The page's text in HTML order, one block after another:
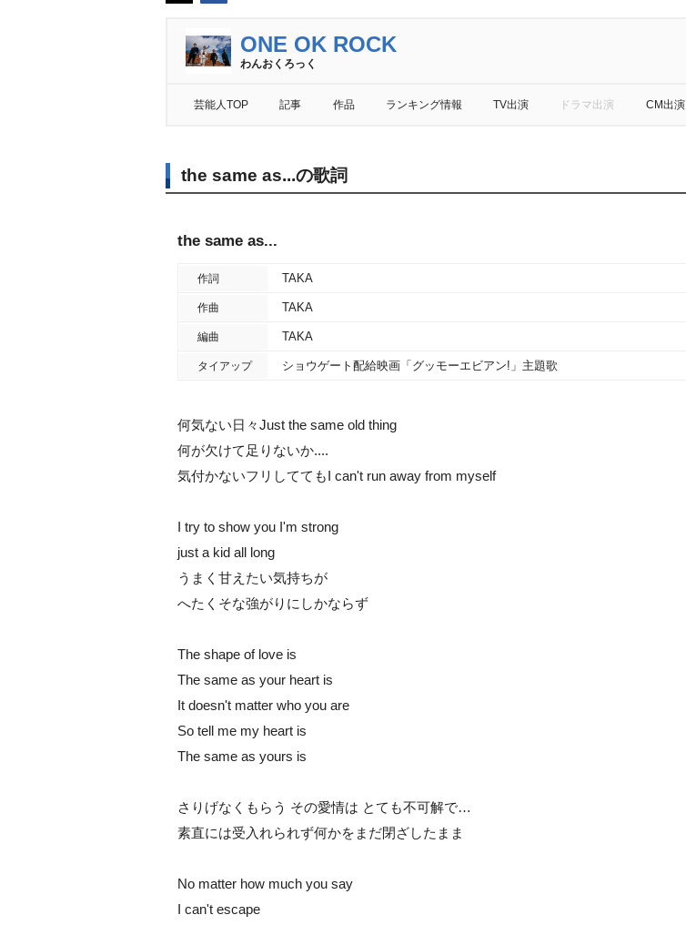
ONE OK ROCK
わんおくろっく
芸能人TOP 記事 作品 ランキング情報 TV出演 ドラマ出演 CM出演
the same as...の歌詞
the same as...
作詞 TAKA
作曲 TAKA
編曲 TAKA
タイアップ ショウゲート配給映画「グッモーエビアン!」主題歌
何気ない日々Just the same old thing
何が欠けて足りないか....
気付かないフリしててもI can't run away from myself
I try to show you I'm strong
just a kid all long
うまく甘えたい気持ちが
へたくそな強がりにしかならず
The shape of love is
The same as your heart is
It doesn't matter who you are
So tell me my heart is
The same as yours is
さりげなくもらう その愛情は とても不可解で…
素直には受入れられず何かをまだ閉ざしたまま
No matter how much you say
I can't escape